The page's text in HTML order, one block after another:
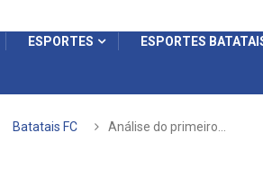
ESPORTES ESPORTES
Batatais FC Análise do primeiro…